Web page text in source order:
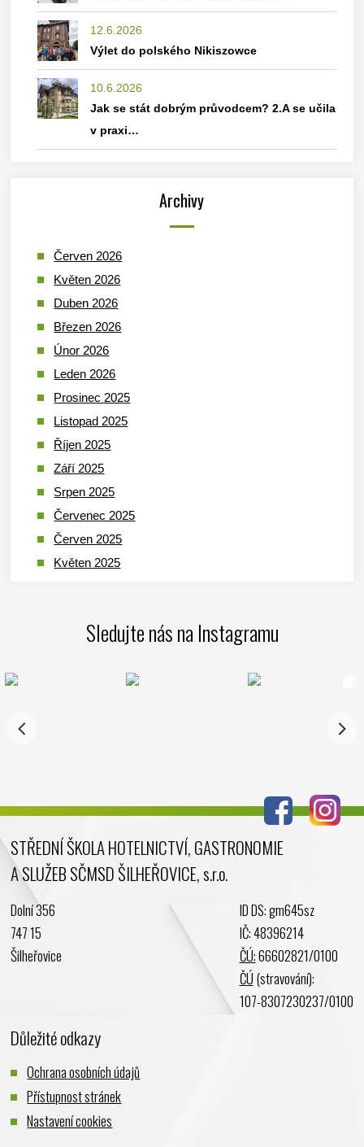
12.6.2026
Výlet do polského Nikiszowce
10.6.2026
Jak se stát dobrým průvodcem? 2.A se učila
v praxi…
Archivy
Červen 2026
Květen 2026
Duben 2026
Březen 2026
Únor 2026
Leden 2026
Prosinec 2025
Listopad 2025
Říjen 2025
Září 2025
Srpen 2025
Červenec 2025
Červen 2025
Květen 2025
Leden 2025
Listopad 2024
Duben 2024
Březen 2024
Leden 2024
Listopad 2023
Srpen 2023
Červen 2023
Květen 2023
Duben 2023
Sledujte nás na Instagramu
STŘEDNÍ ŠKOLA HOTELNICTVÍ, GASTRONOMIE
A SLUŽEB SČMSD ŠILHEŘOVICE, s.r.o.
Dolní 356
747 15
Šilheřovice
ID DS: gm645sz
IČ: 48396214
ČÚ:66602821/0100
ČÚ (stravování):
107-8307230237/0100
Důležité odkazy
Ochrana osobních údajů
Přístupnost stránek
Nastavení cookies